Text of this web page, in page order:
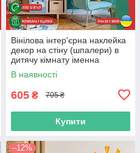
Вінілова інтер'єрна наклейка
декор на стіну (шпалери) в
дитячу кімнату іменна
"Метелики" з Оракалу
В наявності
605 ₴ 705 ₴
Купити
–12%